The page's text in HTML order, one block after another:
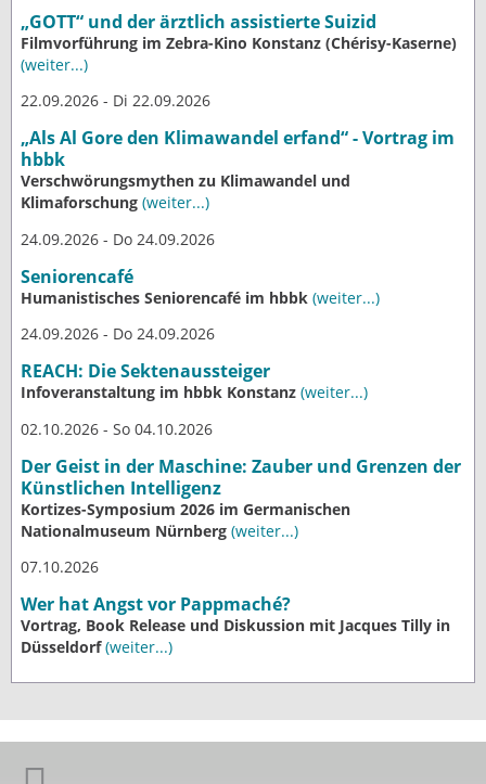
„GOTT“ und der ärztlich assistierte Suizid
Filmvorführung im Zebra-Kino Konstanz (Chérisy-Kaserne)
(weiter...)
22.09.2026 - Di 22.09.2026
„Als Al Gore den Klimawandel erfand“ - Vortrag im
hbbk
Verschwörungsmythen zu Klimawandel und
Klimaforschung (weiter...)
24.09.2026 - Do 24.09.2026
Seniorencafé
Humanistisches Seniorencafé im hbbk (weiter...)
24.09.2026 - Do 24.09.2026
REACH: Die Sektenaussteiger
Infoveranstaltung im hbbk Konstanz (weiter...)
02.10.2026 - So 04.10.2026
Der Geist in der Maschine: Zauber und Grenzen der
Künstlichen Intelligenz
Kortizes-Symposium 2026 im Germanischen
Nationalmuseum Nürnberg (weiter...)
07.10.2026
Wer hat Angst vor Pappmaché?
Vortrag, Book Release und Diskussion mit Jacques Tilly in
Düsseldorf(weiter...)